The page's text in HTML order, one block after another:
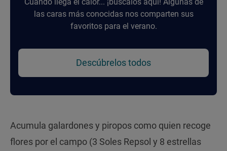
las caras más conocidas nos comparten sus
favoritos para el verano.
Descúbrelos todos
Acumula galardones y piropos como quien recoge
flores por el campo (3 Soles Repsol y 8 estrellas